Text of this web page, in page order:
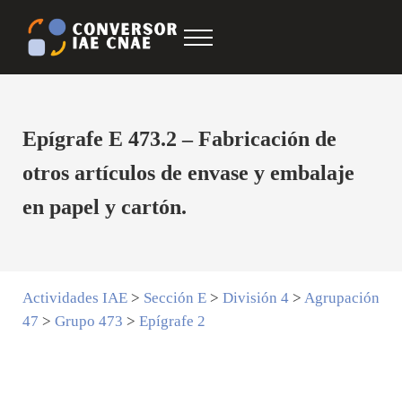
Conversor IAE CNAE
Menu
Epígrafe E 473.2 – Fabricación de
otros artículos de envase y embalaje
en papel y cartón.
Actividades IAE> Sección E> División 4> Agrupación
47 > Grupo 473 > Epígrafe 2